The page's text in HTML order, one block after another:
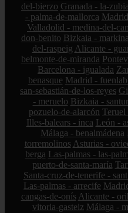
del-bierzo Granada - la-zubia
- palma-de-mallorca
Valladolid - medina-del-
don-benito Bizkaia -
del-raspeig Alicante -
belmonte-de-miranda
Barcelona - igualada
benasque Madrid -
san-sebastián-de-los-reyes
- meruelo Bizkaia -
pozuelo-de-alarcón Teruel
Illes-balears - inca León -
Málaga - benalmádena
torremolinos Asturias -
berga Las-palmas - las-
puerto-de-santa-maría
Santa-cruz-de-tenerife -
Las-palmas - arrecife
cangas-de-onís Alicante -
vitoria-gasteiz Málaga -